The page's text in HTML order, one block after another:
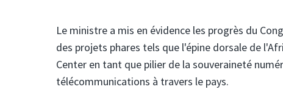
Le ministre a mis en évidence les progrès du
des projets phares tels que l'épine dorsale de
Center en tant que pilier de la souveraineté
télécommunications à travers le pays.